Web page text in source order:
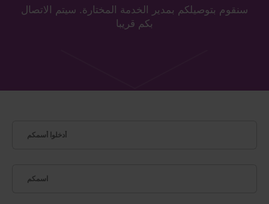
سنقوم بتوصيلكم بمدير الخدمة المختارة. سيتم الاتصال
بكم قريبا